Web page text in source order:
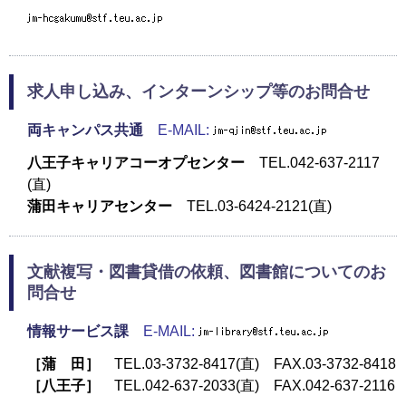
求人申し込み、インターンシップ等のお問合せ
両キャンパス共通 E-MAIL:
八王子キャリアコーオプセンター TEL.042-637-2117
(直)
蒲田キャリアセンター TEL.03-6424-2121(直)
文献複写・図書貸借の依頼、図書館についてのお
問合せ
情報サービス課 E-MAIL:
［蒲 田］
TEL.03-3732-8417(直) FAX.03-3732-8418
［八王子］ TEL.042-637-2033(直) FAX.042-637-2116